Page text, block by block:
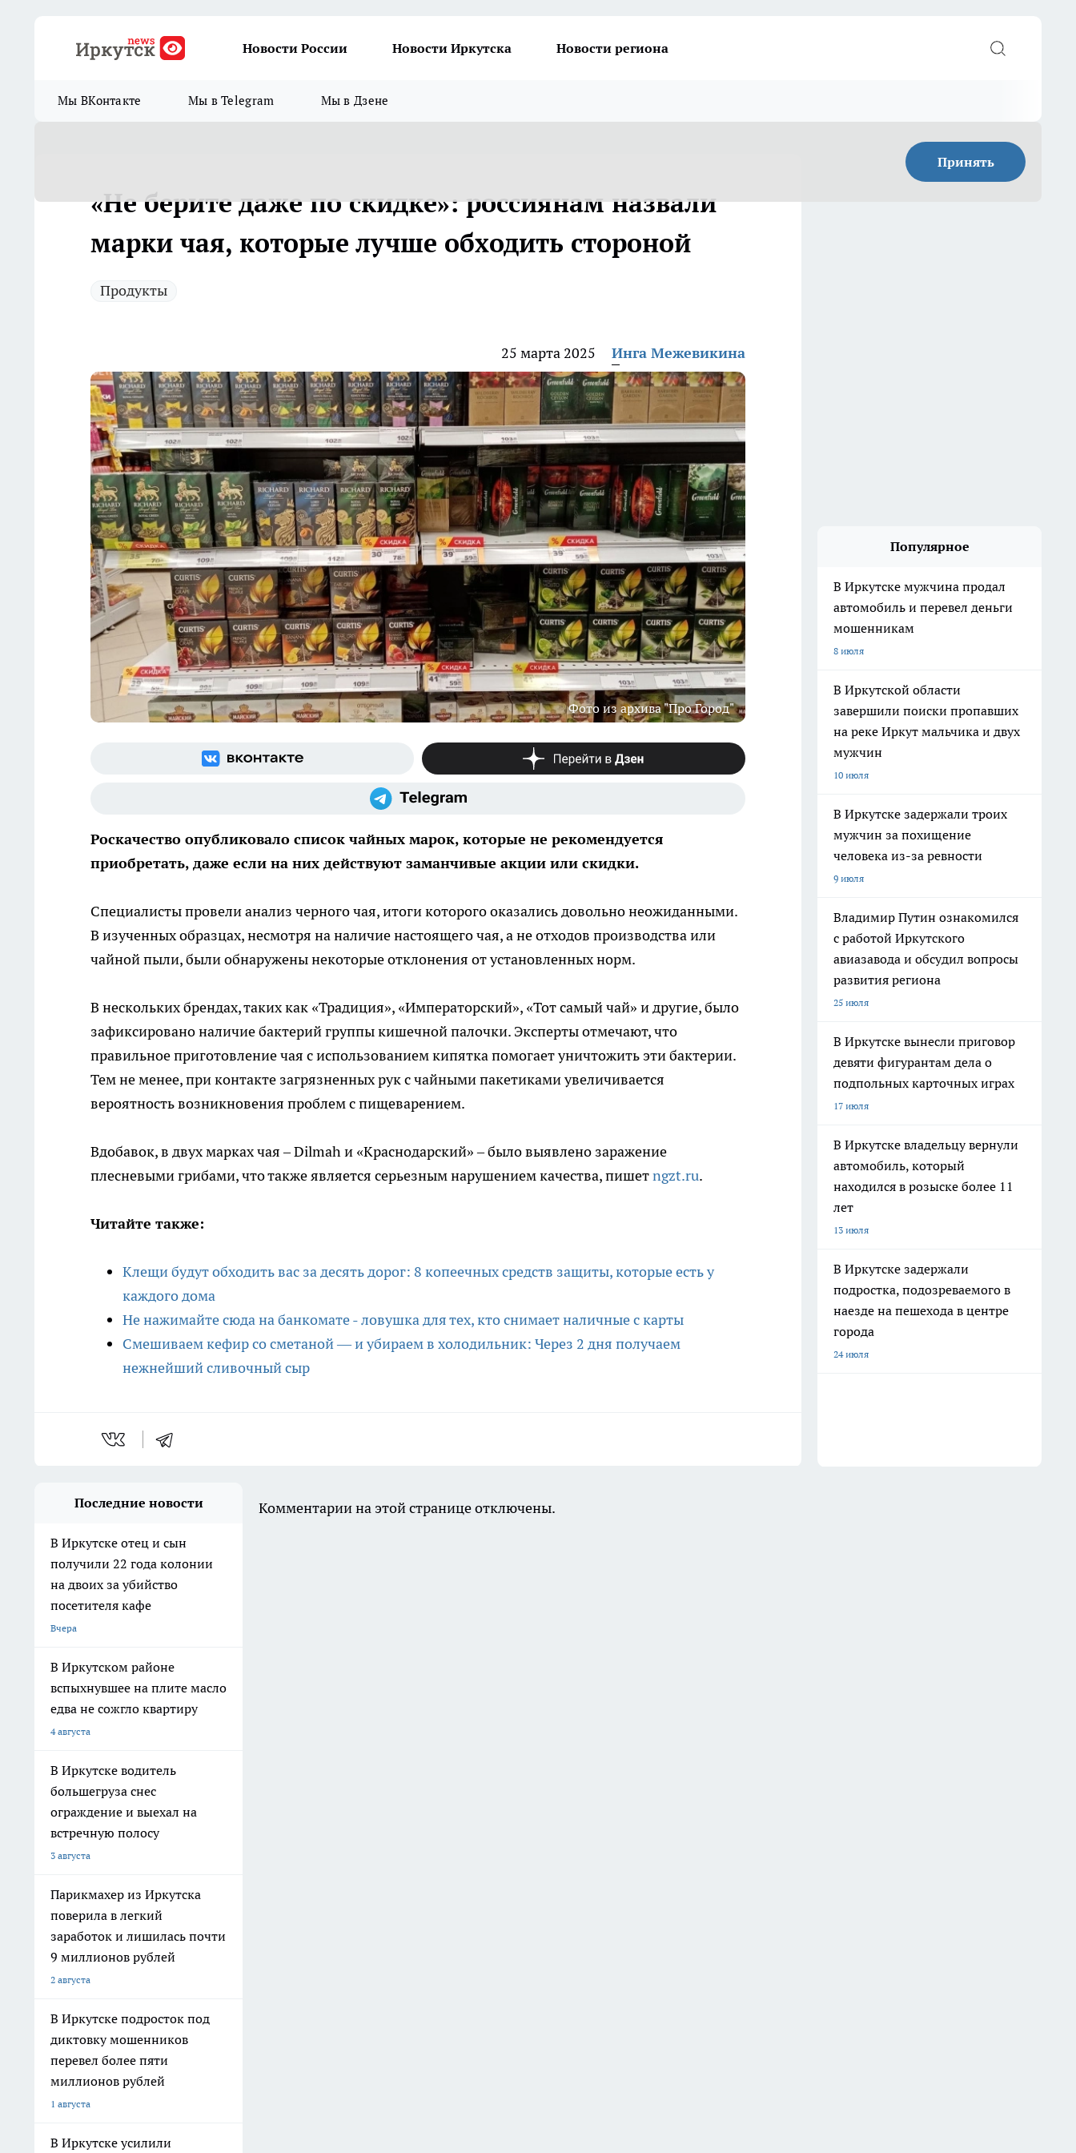
Новости России Новости Иркутска Новости региона
Мы ВКонтакте Мы в Telegram Мы в Дзене
Принять
«Не берите даже по скидке»: россиянам назвали
марки чая, которые лучше обходить стороной
Продукты
25 марта 2025 Инга Межевикина
Фото из архива "Про Город"
Роскачество опубликовало список чайных марок, которые не рекомендуется
приобретать, даже если на них действуют заманчивые акции или скидки.
Специалисты провели анализ черного чая, итоги которого оказались довольно неожиданными.
В изученных образцах, несмотря на наличие настоящего чая, а не отходов производства или
чайной пыли, были обнаружены некоторые отклонения от установленных норм.
В нескольких брендах, таких как «Традиция», «Императорский», «Тот самый чай» и другие, было
зафиксировано наличие бактерий группы кишечной палочки. Эксперты отмечают, что
правильное приготовление чая с использованием кипятка помогает уничтожить эти бактерии.
Тем не менее, при контакте загрязненных рук с чайными пакетиками увеличивается
вероятность возникновения проблем с пищеварением.
Вдобавок, в двух марках чая – Dilmah и «Краснодарский» – было выявлено заражение
плесневыми грибами, что также является серьезным нарушением качества, пишетngzt.ru.
Читайте также:
Клещи будут обходить вас за десять дорог: 8 копеечных средств защиты, которые есть у
каждого дома
Не нажимайте сюда на банкомате - ловушка для тех, кто снимает наличные с карты
Смешиваем кефир со сметаной — и убираем в холодильник: Через 2 дня получаем
нежнейший сливочный сыр
Популярное
В Иркутске мужчина продал
автомобиль и перевел деньги
мошенникам
8 июля
В Иркутской области
завершили поиски пропавших
на реке Иркут мальчика и двух
мужчин
10 июля
В Иркутске задержали троих
мужчин за похищение
человека из-за ревности
9 июля
Владимир Путин ознакомился
с работой Иркутского
авиазавода и обсудил вопросы
развития региона
25 июля
В Иркутске вынесли приговор
девяти фигурантам дела о
подпольных карточных играх
17 июля
В Иркутске владельцу вернули
автомобиль, который
находился в розыске более 11
лет
13 июля
В Иркутске задержали
подростка, подозреваемого в
наезде на пешехода в центре
города
24 июля
Последние новости
В Иркутске отец и сын
получили 22 года колонии
на двоих за убийство
посетителя кафе
Вчера
В Иркутском районе
вспыхнувшее на плите масло
едва не сожгло квартиру
4 августа
В Иркутске водитель
большегруза снес
ограждение и выехал на
встречную полосу
3 августа
Парикмахер из Иркутска
поверила в легкий
заработок и лишилась почти
9 миллионов рублей
2 августа
В Иркутске подросток под
диктовку мошенников
перевел более пяти
миллионов рублей
1 августа
В Иркутске усилили
Комментарии на этой странице отключены.